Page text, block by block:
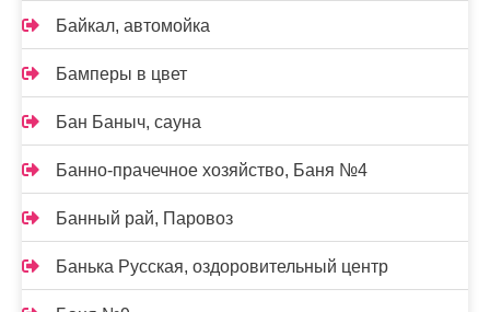
Байкал, автомойка
Бамперы в цвет
Бан Баныч, сауна
Банно-прачечное хозяйство, Баня №4
Банный рай, Паровоз
Банька Русская, оздоровительный центр